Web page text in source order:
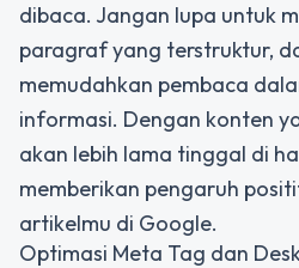
dibaca. Jangan lupa untuk
paragraf yang terstruktur,
memudahkan pembaca
informasi. Dengan konten
akan lebih lama tinggal di
memberikan pengaruh
artikelmu di Google.
Optimasi Meta Tag dan